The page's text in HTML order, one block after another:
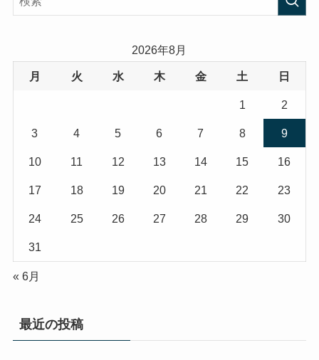
2026年8月
月 火 水 木 金 土 日
1 2
3 4 5 6 7 8 9
10 11 12 13 14 15 16
17 18 19 20 21 22 23
24 25 26 27 28 29 30
31
« 6月
最近の投稿